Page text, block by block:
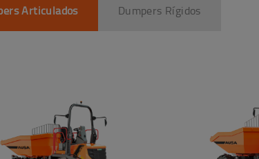
Articulados Dumpers Rígidos